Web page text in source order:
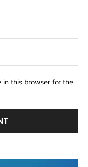
in this browser for the